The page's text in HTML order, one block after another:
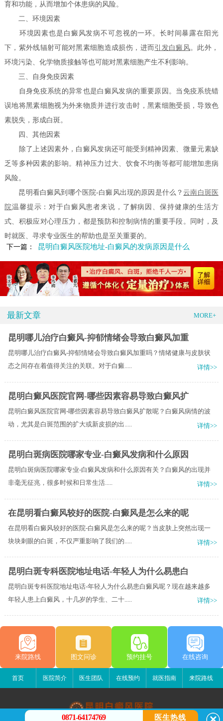
育和功能，从而增加个体患病的风险。
二、环境因素
环境因素也是白癜风发病不可忽视的一环。长时间暴露在阳光
下，紫外线辐射可能对黑素细胞造成损伤，进而 引发白癜风。此外，
环境污染、化学物质接触等也可能对黑素细胞产生不利影响。
三、自身免疫因素
自身免疫系统的异常也是白癜风发病的重要原因。当免疫系统错
误地将黑素细胞视为外来物质并进行攻击时，黑素细胞受损，导致色
素脱失，形成白斑。
四、其他因素
除了上述因素外，白癜风发病还可能受到精神因素、微量元素缺
乏等多种因素的影响。精神压力过大、饮食不均衡等都可能增加患病
风险。
昆明看白癜风到哪个医院-白癜风出现的原因是什么？云南白斑医
院温馨提示：对于白癜风患者来说，了解病因、保持健康的生活方
式、积极应对心理压力，都是预防和控制病情的重要手段。同时，及
时就医、寻求专业医生的帮助也是至关重要的。
下一篇：
昆明白癜风医院地址-白癜风的发病原因是什么
最新文章 MORE+
昆明哪儿治疗白癜风-抑郁情绪会导致白癜风加重
昆明哪儿治疗白癜风-抑郁情绪会导致白癜风加重吗？情绪健康与皮肤状
态之间存在着值得关注的关联。对于白癜.....
详情>>
昆明白癜风医院官网-哪些因素容易导致白癜风扩
昆明白癜风医院官网-哪些因素容易导致白癜风扩散呢？白癜风病情的波
动，尤其是白斑范围的扩大或新皮损的出.....
详情>>
昆明白斑病医院哪家专业-白癜风发病和什么原因
昆明白斑病医院哪家专业-白癜风发病和什么原因有关？​白癜风的出现并
非毫无征兆，很多时候和日常生活.....
详情>>
在昆明看白癜风较好的医院-白癜风是怎么来的呢
在昆明看白癜风较好的医院-白癜风是怎么来的呢？当皮肤上突然出现一
块块刺眼的白斑，不仅严重影响了我们的.....
详情>>
昆明白斑专科医院地址电话-年轻人为什么易患白
昆明白斑专科医院地址电话-年轻人为什么易患白癜风呢？现在越来越多
年轻人患上白癜风，十几岁的学生、二十.....
详情>>
来院路线 图文问诊 预约挂号 在线咨询
首页 医院简介 医生团队 在线预约 就医指南 来院路线
0871-64174769 医生热线